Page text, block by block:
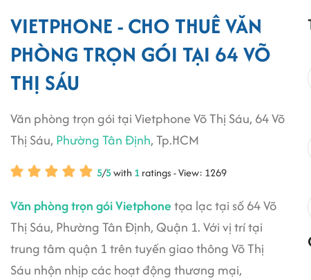
VIETPHONE - CHO THUÊ VĂN
PHÒNG TRỌN GÓI TẠI 64 VÕ
THỊ SÁU
Văn phòng trọn gói tại Vietphone Võ Thị Sáu, 64 Võ
Thị Sáu, Phường Tân Định, Tp.HCM
5/5with 1ratings - View: 1269
Văn phòng trọn gói Vietphonetọa lạc tại số 64 Võ
Thị Sáu, Phường Tân Định, Quận 1. Với vị trí tại
trung tâm quận 1 trên tuyến giao thông Võ Thị
Sáu nhộn nhịp các hoạt động thương mại,